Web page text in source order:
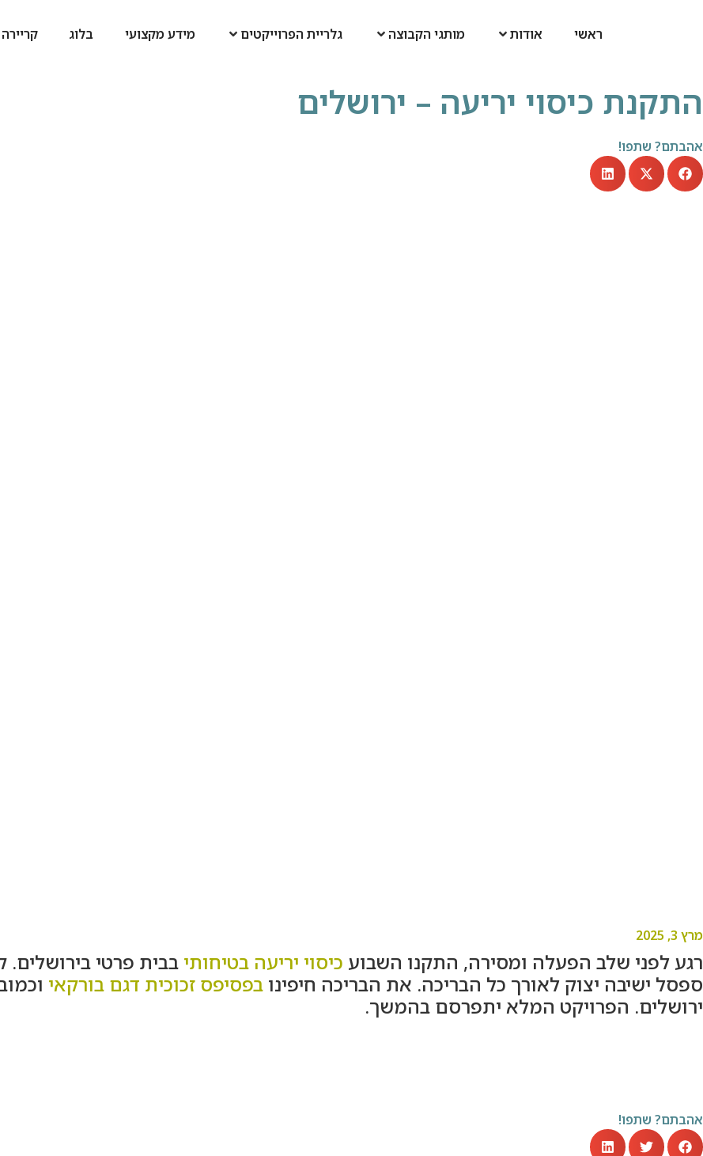
ראשי אודות מותגי הקבוצה גלריית הפרוייקטים מידע מקצועי בלוג קריירה
התקנת כיסוי יריעה – ירושלים
אהבתם? שתפו!
מרץ 3, 2025
רגע לפני שלב הפעלה ומסירה, התקנו השבוע כיסוי יריעה בטיחותי בבית פרטי
ספסל ישיבה יצוק לאורך כל הבריכה. את הבריכה חיפינו בפסיפס זכוכית דגם בורקאי
ירושלים. הפרויקט המלא יתפרסם בהמשך.
אהבתם? שתפו!